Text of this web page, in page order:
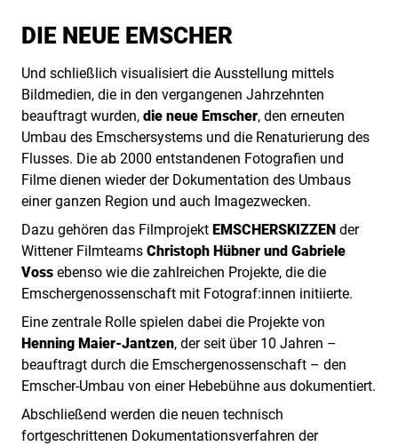
DIE NEUE EMSCHER
Und schließlich visualisiert die Ausstellung mittels
Bildmedien, die in den vergangenen Jahrzehnten
beauftragt wurden, die neue Emscher, den erneuten
Umbau des Emschersystems und die Renaturierung des
Flusses. Die ab 2000 entstandenen Fotografien und
Filme dienen wieder der Dokumentation des Umbaus
einer ganzen Region und auch Imagezwecken.
Dazu gehören das Filmprojekt EMSCHERSKIZZEN der
Wittener Filmteams Christoph Hübner und Gabriele
Voss ebenso wie die zahlreichen Projekte, die die
Emschergenossenschaft mit Fotograf:innen initiierte.
Eine zentrale Rolle spielen dabei die Projekte von
Henning Maier-Jantzen, der seit über 10 Jahren –
beauftragt durch die Emschergenossenschaft – den
Emscher-Umbau von einer Hebebühne aus dokumentiert.
Abschließend werden die neuen technisch
fortgeschrittenen Dokumentationsverfahren der